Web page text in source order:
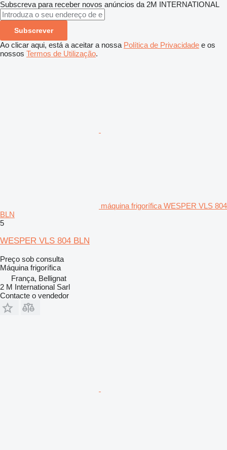
Subscreva para receber novos anúncios da 2M INTERNATIONAL
Subscrever
Ao clicar aqui, está a aceitar a nossa Política de Privacidade e os
nossos Termos de Utilização.
máquina frigorífica WESPER VLS 804
BLN
5
WESPER VLS 804 BLN
Preço sob consulta
Máquina frigorífica
França, Bellignat
2 M International Sarl
Contacte o vendedor